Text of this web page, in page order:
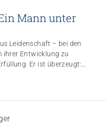
und
bei Menschen mit
Mann unter
Leidenschaft – bei den
ihrer Entwicklung zu
Er ist überzeugt:
über einen Mann in einem